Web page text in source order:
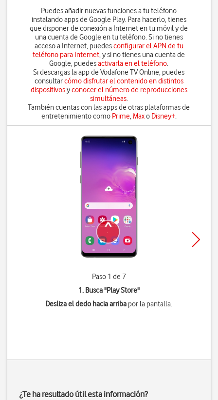
Puedes añadir nuevas funciones a tu teléfono
instalando apps de Google Play. Para hacerlo, tienes
que disponer de conexión a Internet en tu móvil y de
una cuenta de Google en tu teléfono. Si no tienes
acceso a Internet, puedesconfigurar el APN de tu
teléfono para Internet, y si no tienes una cuenta de
Google, puedesactivarla en el teléfono.
Si descargas la app de Vodafone TV Online, puedes
consultarcómo disfrutar el contenido en distintos
dispositivosyconocer el número de reproducciones
simultáneas.
También cuentas con las apps de otras plataformas de
entretenimiento como Prime, Maxo Disney+.
Paso 1 de 7
1. Busca "Play Store"
Desliza el dedo hacia arriba por la pantalla.
¿Te ha resultado útil esta información?